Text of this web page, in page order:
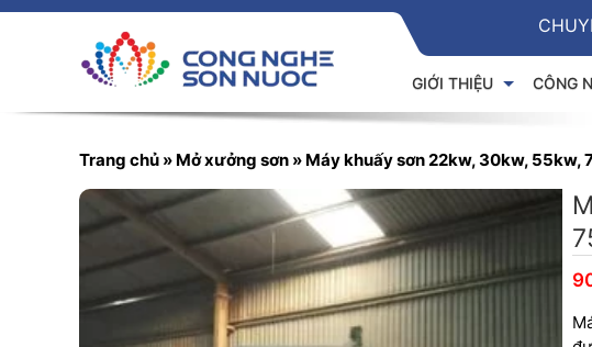
GIỚI THIỆU CÔNG
Trang chủ » Mở xưởng sơn » Máy khuấy sơn 22kw, 30kw, 55kw,